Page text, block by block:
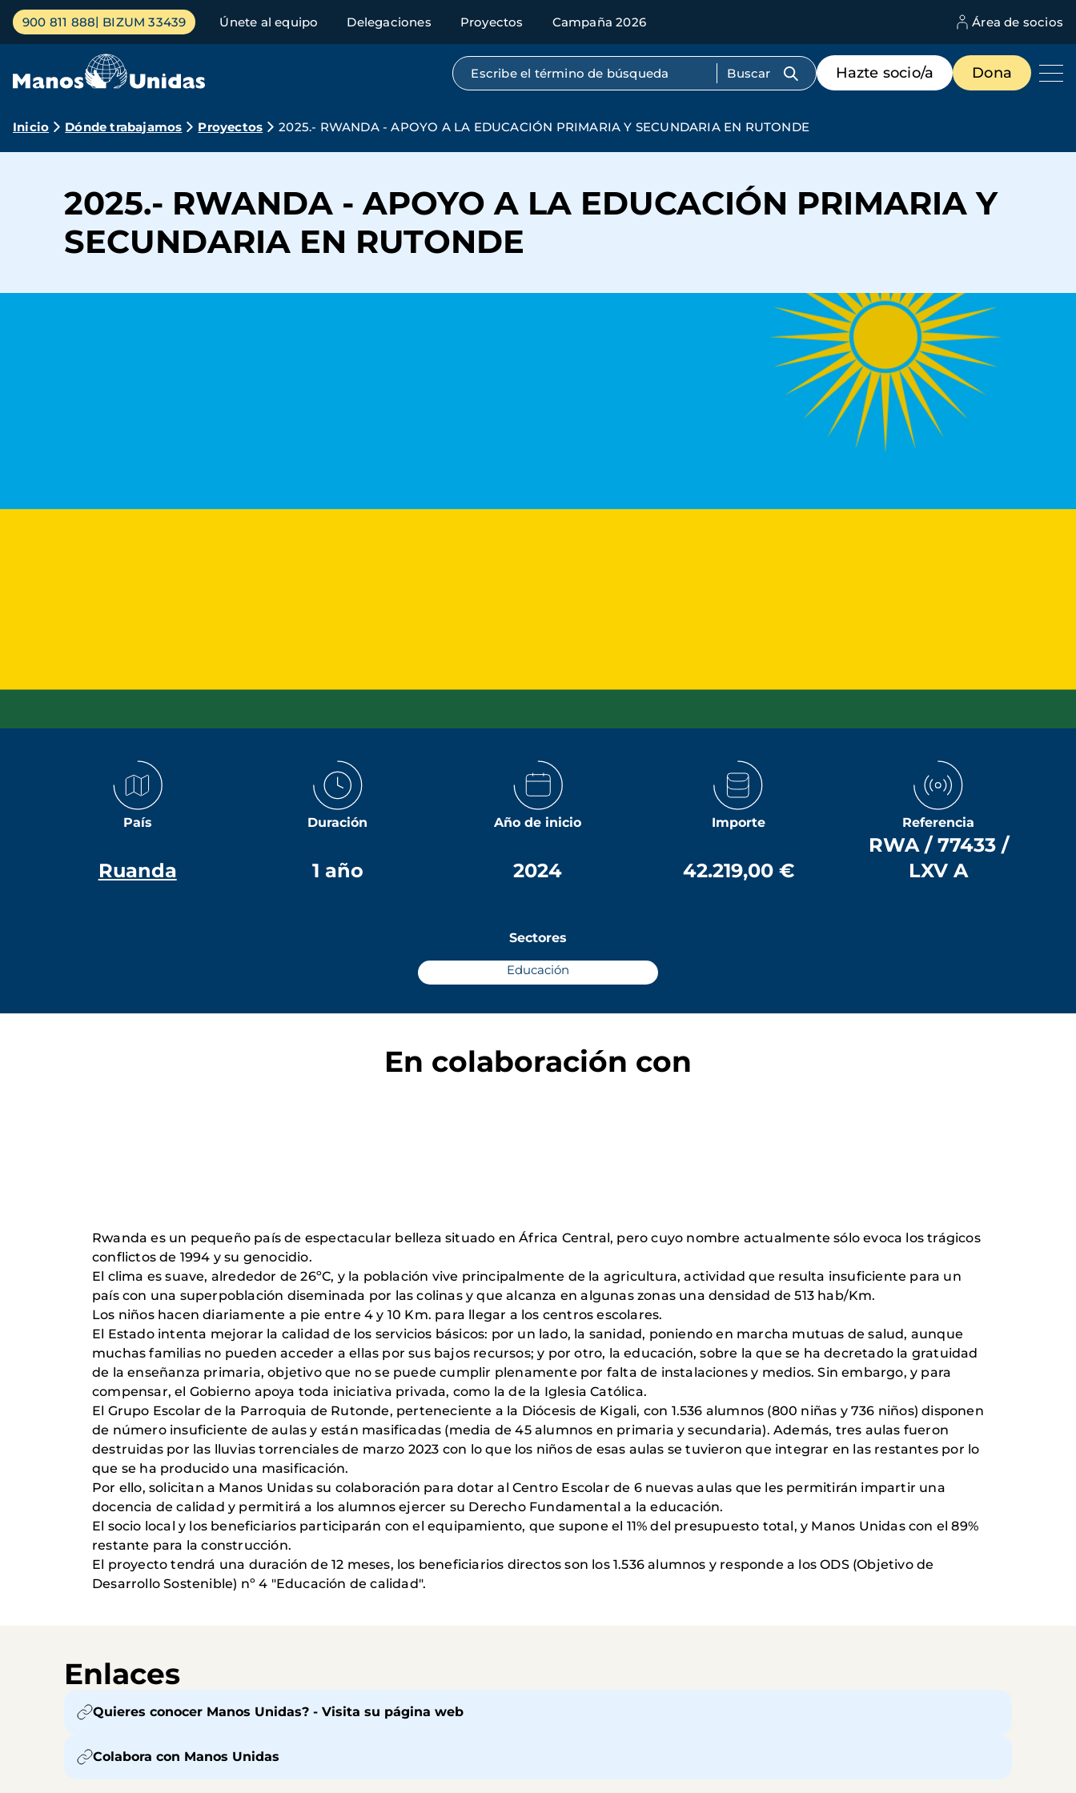
Pasar
contenido
Menú
principal
900 811 888 BIZUM 33439 Únete al equipo Delegaciones Proyectos Campaña 2026 Área de socios
Búsqueda por texto completo
Menú
de
destacados
Hazte socio/a Dona
Ruta
navegación
Inicio Dónde trabajamos Proyectos 2025.- RWANDA - APOYO A LA EDUCACIÓN PRIMARIA Y SECUNDARIA EN RUTONDE
2025.- RWANDA - APOYO A LA EDUCACIÓN PRIMARIA Y
SECUNDARIA EN RUTONDE
País
Ruanda
Duración
1 año
Año de inicio
2024
Importe
42.219,00 €
Referencia
RWA / 77433 /
LXV A
Sectores
Educación
En colaboración con
Rwanda es un pequeño país de espectacular belleza situado en África Central, pero cuyo nombre actualmente sólo evoca los trágicos
conflictos de 1994 y su genocidio.
El clima es suave, alrededor de 26ºC, y la población vive principalmente de la agricultura, actividad que resulta insuficiente para un
país con una superpoblación diseminada por las colinas y que alcanza en algunas zonas una densidad de 513 hab/Km.
Los niños hacen diariamente a pie entre 4 y 10 Km. para llegar a los centros escolares.
El Estado intenta mejorar la calidad de los servicios básicos: por un lado, la sanidad, poniendo en marcha mutuas de salud, aunque
muchas familias no pueden acceder a ellas por sus bajos recursos; y por otro, la educación, sobre la que se ha decretado la gratuidad
de la enseñanza primaria, objetivo que no se puede cumplir plenamente por falta de instalaciones y medios. Sin embargo, y para
compensar, el Gobierno apoya toda iniciativa privada, como la de la Iglesia Católica.
El Grupo Escolar de la Parroquia de Rutonde, perteneciente a la Diócesis de Kigali, con 1.536 alumnos (800 niñas y 736 niños) disponen
de número insuficiente de aulas y están masificadas (media de 45 alumnos en primaria y secundaria). Además, tres aulas fueron
destruidas por las lluvias torrenciales de marzo 2023 con lo que los niños de esas aulas se tuvieron que integrar en las restantes por lo
que se ha producido una masificación.
Por ello, solicitan a Manos Unidas su colaboración para dotar al Centro Escolar de 6 nuevas aulas que les permitirán impartir una
docencia de calidad y permitirá a los alumnos ejercer su Derecho Fundamental a la educación.
El socio local y los beneficiarios participarán con el equipamiento, que supone el 11% del presupuesto total, y Manos Unidas con el 89%
restante para la construcción.
El proyecto tendrá una duración de 12 meses, los beneficiarios directos son los 1.536 alumnos y responde a los ODS (Objetivo de
Desarrollo Sostenible) nº 4 "Educación de calidad".
Enlaces
Quieres conocer Manos Unidas? - Visita su página web
Colabora con Manos Unidas